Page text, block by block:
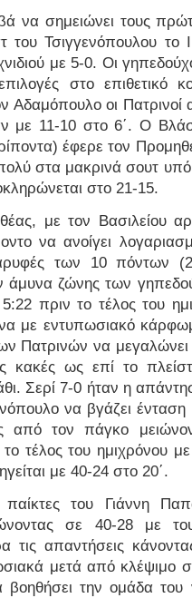
να σημειώνει τους
του Τσιγγενόπουλου το
με 5-0. Οι
στο επιθετικό
Αδαμόπουλο οι Πατρινοί
με 11-10 στο 6΄. Ο
έφερε τον
στα μακρινά σουτ
στο 21-15.
με τον Βασιλείου
να ανοίγει
των 10 πόντων
άμυνα ζώνης των
πριν το τέλος του
με εντυπωσιακό
Πατρινών να
κακές ως επί το
Σερί 7-0 ήταν η
να βγάζει
από τον πάγκο
τέλος του ημιχρόνου
με 40-24 στο 20΄.
του Γιάννη
σε 40-28 με
τις απαντήσεις
μετά από κλέψιμο
την ομάδα του